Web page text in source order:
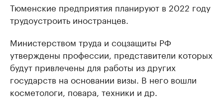
Тюменские предприятия планируют в 2022 году
трудоустроить иностранцев.
Министерством труда и соцзащиты РФ
утверждены профессии, представители которых
будут привлечены для работы из других
государств на основании визы. В него вошли
косметологи, повара, техники и др.